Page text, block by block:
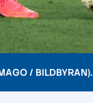
/ BILDBYRAN).